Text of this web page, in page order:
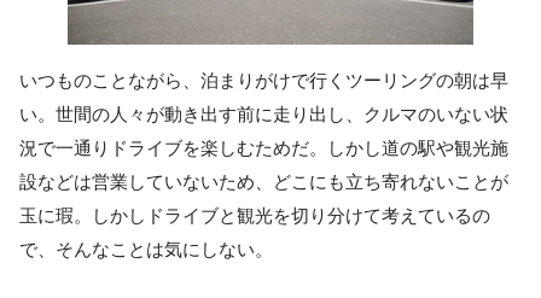
いつものことながら、泊まりがけで行くツーリングの朝は早
い。世間の人々が動き出す前に走り出し、クルマのいない状
況で一通りドライブを楽しむためだ。しかし道の駅や観光施
設などは営業していないため、どこにも立ち寄れないことが
玉に瑕。しかしドライブと観光を切り分けて考えているの
で、そんなことは気にしない。